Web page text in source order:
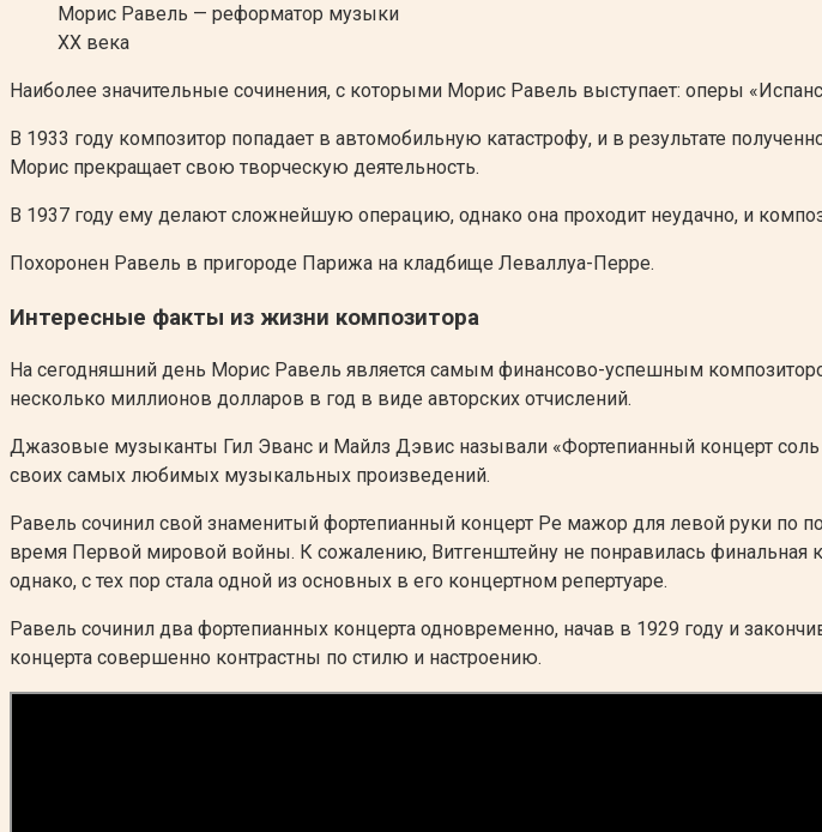
Морис Равель — реформатор музыки
XX века
Наиболее значительные сочинения, с которыми Морис Равель выступает: оперы
В 1933 году композитор попадает в автомобильную катастрофу, и в результате
Морис прекращает свою творческую деятельность.
В 1937 году ему делают сложнейшую операцию, однако она проходит неудачно, и
Похоронен Равель в пригороде Парижа на кладбище Леваллуа-Перре.
Интересные факты из жизни композитора
На сегодняшний день Морис Равель является самым финансово-успешным
несколько миллионов долларов в год в виде авторских отчислений.
Джазовые музыканты Гил Эванс и Майлз Дэвис называли «Фортепианный концерт
своих самых любимых музыкальных произведений.
Равель сочинил свой знаменитый фортепианный концерт Ре мажор для левой руки по
время Первой мировой войны. К сожалению, Витгенштейну не понравилась финальная
однако, с тех пор стала одной из основных в его концертном репертуаре.
Равель сочинил два фортепианных концерта одновременно, начав в 1929 году и
концерта совершенно контрастны по стилю и настроению.